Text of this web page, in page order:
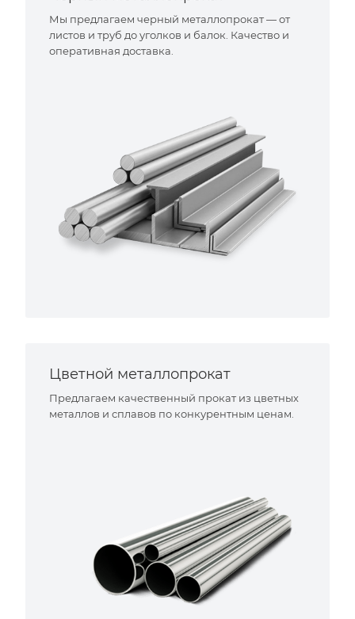
Мы предлагаем черный металлопрокат — от
листов и труб до уголков и балок. Качество и
оперативная доставка.
Цветной металлопрокат
Предлагаем качественный прокат из цветных
металлов и сплавов по конкурентным ценам.